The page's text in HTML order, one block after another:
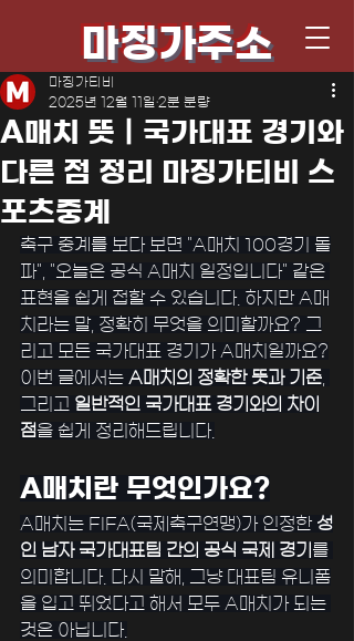
마징가주소
A매치 뜻｜국가대표 경기와
다른 점 정리 마징가티비 스
포츠중계
마징가티비
2025년 12월 11일 2분 분량
﻿축구 중계를 보다 보면 "A매치 100경기 돌
파", "오늘은 공식 A매치 일정입니다" 같은
표현을 쉽게 접할 수 있습니다. 하지만 A매
치라는 말, 정확히 무엇을 의미할까요? 그
리고 모든 국가대표 경기가 A매치일까요?
이번 글에서는 A매치의 정확한 뜻과 기준
그리고 일반적인 국가대표 경기와의 차이
점을 쉽게 정리해드립니다.
A매치란 무엇인가요?
A매치는 FIFA(국제축구연맹)가 인정한 성
인 남자 국가대표팀 간의 공식 국제 경기 를
의미합니다. 다시 말해, 그냥 대표팀 유니폼
을 입고 뛰었다고 해서 모두 A매치가 되는
것은 아닙니다.